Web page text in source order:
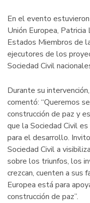
En el evento
Unión Europea,
Estados Miembros de
ejecutores de los
Sociedad Civil
Durante su
comentó: “Queremos
construcción de paz y
que la Sociedad Civil
para el desarrollo.
Sociedad Civil a
sobre los triunfos, los
crezcan, cuenten a sus
Europea está para
construcción de paz”.